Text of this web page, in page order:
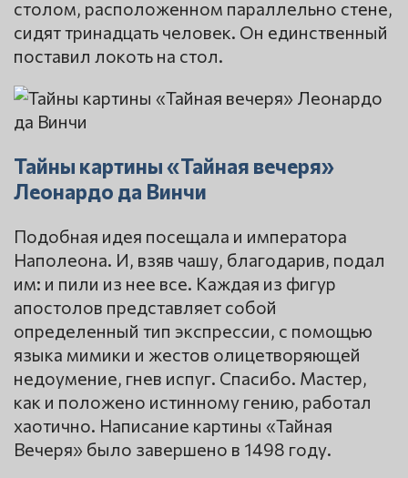
столом, расположенном параллельно стене,
сидят тринадцать человек. Он единственный
поставил локоть на стол.
Тайны картины «Тайная вечеря»
Леонардо да Винчи
Подобная идея посещала и императора
Наполеона. И, взяв чашу, благодарив, подал
им: и пили из нее все. Каждая из фигур
апостолов представляет собой
определенный тип экспрессии, с помощью
языка мимики и жестов олицетворяющей
недоумение, гнев испуг. Спасибо. Мастер,
как и положено истинному гению, работал
хаотично. Написание картины «Тайная
Вечеря» было завершено в 1498 году.